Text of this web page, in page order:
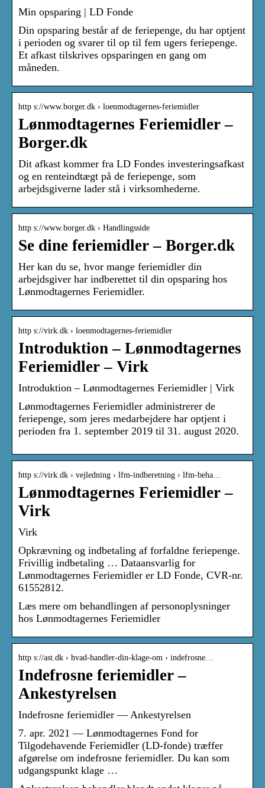
Min opsparing | LD Fonde
Din opsparing består af de feriepenge, du har optjent
i perioden og svarer til op til fem ugers feriepenge.
Et afkast tilskrives opsparingen en gang om
måneden.
http s://www.borger.dk › loenmodtagernes-feriemidler
Lønmodtagernes Feriemidler –
Borger.dk
Dit afkast kommer fra LD Fondes investeringsafkast
og en renteindtægt på de feriepenge, som
arbejdsgiverne lader stå i virksomhederne.
http s://www.borger.dk › Handlingsside
Se dine feriemidler – Borger.dk
Her kan du se, hvor mange feriemidler din
arbejdsgiver har indberettet til din opsparing hos
Lønmodtagernes Feriemidler.
http s://virk.dk › loenmodtagernes-feriemidler
Introduktion – Lønmodtagernes
Feriemidler – Virk
Introduktion – Lønmodtagernes Feriemidler | Virk
Lønmodtagernes Feriemidler administrerer de
feriepenge, som jeres medarbejdere har optjent i
perioden fra 1. september 2019 til 31. august 2020.
http s://virk.dk › vejledning › lfm-indberetning › lfm-beha…
Lønmodtagernes Feriemidler –
Virk
Virk
Opkrævning og indbetaling af forfaldne feriepenge.
Frivillig indbetaling … Dataansvarlig for
Lønmodtagernes Feriemidler er LD Fonde, CVR-nr.
61552812.
Læs mere om behandlingen af personoplysninger
hos Lønmodtagernes Feriemidler
http s://ast.dk › hvad-handler-din-klage-om › indefrosne…
Indefrosne feriemidler –
Ankestyrelsen
Indefrosne feriemidler — Ankestyrelsen
7. apr. 2021 — Lønmodtagernes Fond for
Tilgodehavende Feriemidler (LD-fonde) træffer
afgørelse om indefrosne feriemidler. Du kan som
udgangspunkt klage …